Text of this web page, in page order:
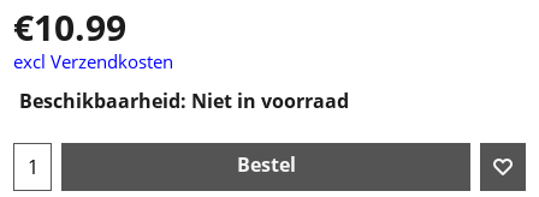
€10.99
excl Verzendkosten
Beschikbaarheid: Niet in voorraad
Bestel